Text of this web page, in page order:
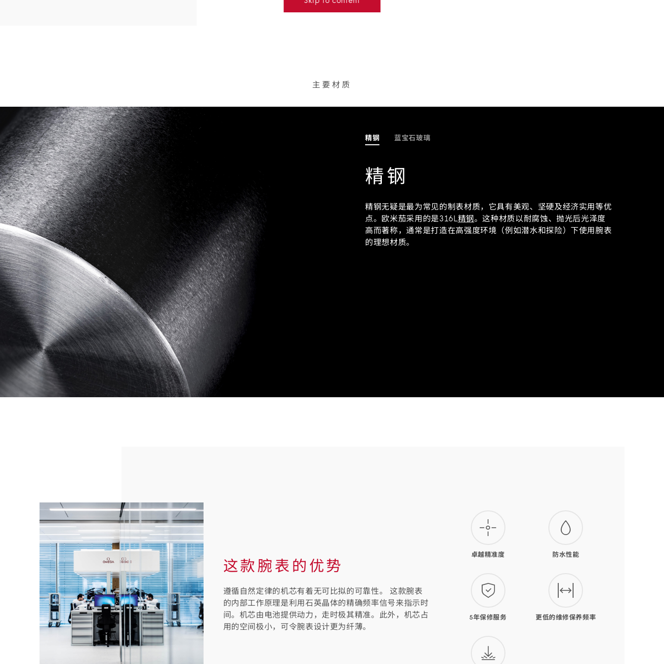
主要材质
精钢 蓝宝石玻璃
精钢
精钢无疑是最为常见的制表材质，它具有美观、坚硬及经济实用等优
点。欧米茄采用的是316L精钢。这种材质以耐腐蚀、抛光后光泽度
高而著称，通常是打造在高强度环境（例如潜水和探险）下使用腕表
的理想材质。
这
款
卓越精准度 防水性能
5年保修服务 更低的维修保养频率
这款腕表的优势
遵循自然定律的机芯有着无可比拟的可靠性。 这款腕表
的内部工作原理是利用石英晶体的精确频率信号来指示时
间。机芯由电池提供动力，走时极其精准。此外，机芯占
用的空间极小，可令腕表设计更为纤薄。